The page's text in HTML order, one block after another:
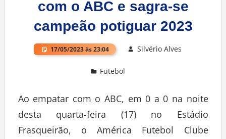
com o ABC e sagra-se
campeão potiguar 2023
17/05/2023 às 23:04 Silvério Alves
Futebol
Ao empatar com o ABC, em 0 a 0 na noite
desta quarta-feira (17) no Estádio
Frasqueirão, o América Futebol Clube